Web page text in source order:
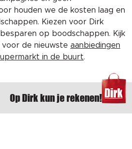
houden we de kosten laag en
Kiezen voor Dirk
op boodschappen. Kijk
voor de nieuwste aanbiedingen
in de buurt.
Op Dirk kun je rekenen!